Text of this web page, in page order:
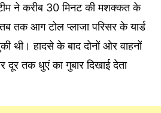
ने करीब 30 मिनट की मशक्कत के
तक आग टोल प्लाजा परिसर के यार्ड
हादसे के बाद दोनों ओर वाहनों
तक धुएं का गुबार दिखाई देता